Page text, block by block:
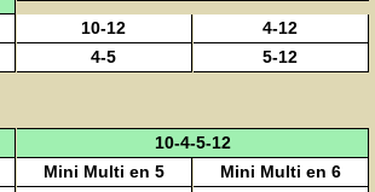
10-12
4-12
4-5 5-12
10-4-5-12
Mini Multi en 5
Mini Multi en 6